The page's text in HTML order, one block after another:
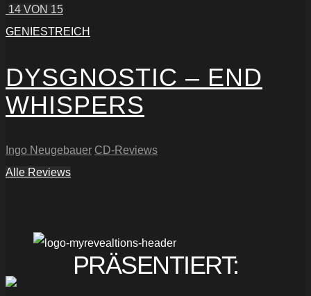
14 VON 15
GENIESTREICH
DYSGNOSTIC – END
WHISPERS
Ingo Neugebauer CD-Reviews
Alle Reviews
PRÄSENTIERT: